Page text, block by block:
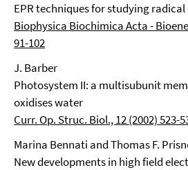
EPR techniques for studying radical
Biophysica Biochimica Acta -
91-102
J. Barber
Photosystem II: a multisubunit
oxidises water
Curr. Op. Struc. Biol., 12 (2002) 523-
Marina Bennati and Thomas F.
New developments in high field